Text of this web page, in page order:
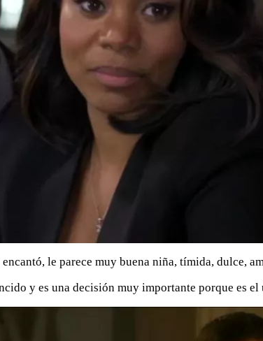
le parece muy buena niña, tímida, dulce,
y es una decisión muy importante porque es